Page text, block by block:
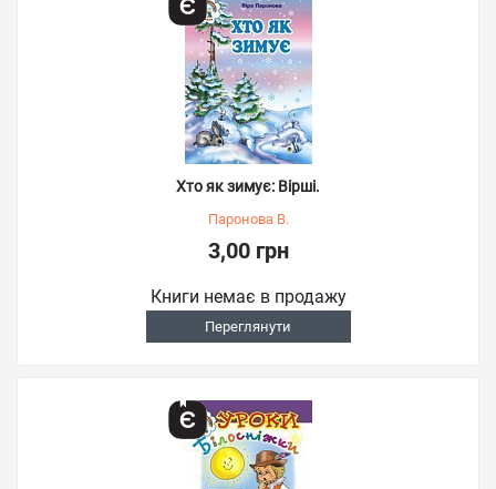
Хто як зимує: Вірші.
Паронова В.
3,00 грн
Книги немає в продажу
Переглянути